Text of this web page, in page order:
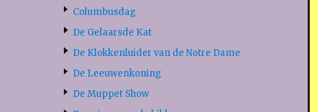
Columbusdag
De Gelaarsde Kat
De Klokkenluider van de Notre Dame
De Leeuwenkoning
De Muppet Show